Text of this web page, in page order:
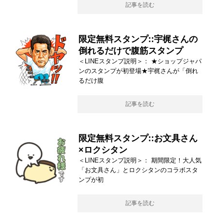
記事を読む
限定無料スタンプ::宇梶さんの
倒れるだけで腹筋スタンプ
＜LINEスタンプ説明＞： ★ショップジャパ
ンのスタンプが初登場★宇梶さんが「倒れ
るだけ腹
記事を読む
限定無料スタンプ::お文具さん
×ロクシタン
＜LINEスタンプ説明＞： 期間限定！大人気
「お文具さん」とロクシタンのコラボスタ
ンプが初
記事を読む